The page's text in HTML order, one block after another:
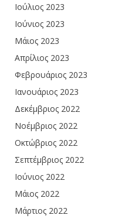
Ιούλιος 2023
Ιούνιος 2023
Μάιος 2023
Απρίλιος 2023
Φεβρουάριος 2023
Ιανουάριος 2023
Δεκέμβριος 2022
Νοέμβριος 2022
Οκτώβριος 2022
Σεπτέμβριος 2022
Ιούνιος 2022
Μάιος 2022
Μάρτιος 2022